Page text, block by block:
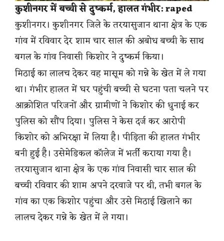
कुशीनगर में बच्ची से दुष्कर्म, हालत गंभीर: raped
कुशीनगर। कुशीनगर जिले के तरयासुजान थाना क्षेत्र के एक
गांव में रविवार देर शाम चार साल की अबोध बच्ची के साथ
बगल के गांव निवासी किशोर ने दुष्कर्म किया।
मिठाई का लालच देकर वह मासूम को गन्ने के खेत में ले गया
था। गंभीर हालत में घर पहुंची बच्ची से घटना पता चलने पर
आक्रोशित परिजनों और ग्रामीणों ने किशोर की धुनाई कर
पुलिस को सौंप दिया। पुलिस ने केस दर्ज कर आरोपी
किशोर को अभिरक्षा में लिया है। पीड़िता की हालत गंभीर
बनी हुई है। उसेमेडिकल कॉलेज में भर्ती कराया गया है।
तरयासुजान थाना क्षेत्र के एक गांव निवासी चार साल की
बच्ची रविवार की शाम अपने दरवाजे पर थी, तभी बगल के
गांव का एक किशोर पहुंचा और उसे मिठाई खिलाने का
लालच देकर गन्ने के खेत में ले गया।